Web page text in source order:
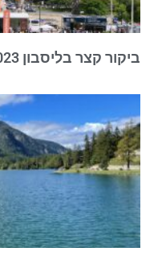
ביקור קצר בליסבון 2023